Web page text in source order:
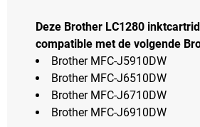
Deze Brother LC1280
compatible met de volgende
Brother MFC-J5910DW
Brother MFC-J6510DW
Brother MFC-J6710DW
Brother MFC-J6910DW